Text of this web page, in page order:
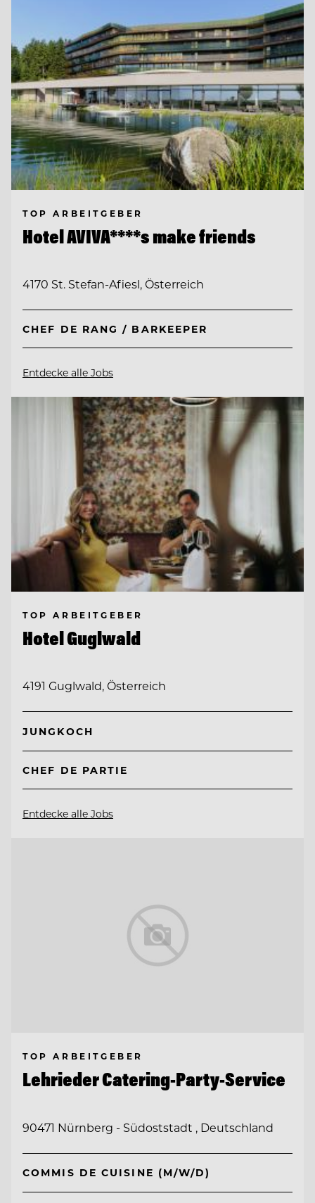
TOP ARBEITGEBER
Hotel AVIVA****s make friends
4170 St. Stefan-Afiesl, Österreich
CHEF DE RANG / BARKEEPER
Entdecke alle Jobs
TOP ARBEITGEBER
Hotel Guglwald
4191 Guglwald, Österreich
JUNGKOCH
CHEF DE PARTIE
Entdecke alle Jobs
TOP ARBEITGEBER
Lehrieder Catering-Party-Service
90471 Nürnberg - Südoststadt , Deutschland
COMMIS DE CUISINE (M/W/D)